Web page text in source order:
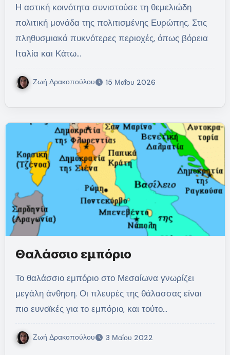
Η αστική κοινότητα συνιστούσε τη θεμελιώδη
πολιτική μονάδα της πολιτισμένης Ευρώπης. Στις
πληθυσμιακά πυκνότερες περιοχές, όπως βόρεια
Ιταλία και Κάτω…
Ζωή Δρακοπούλου 15 Μαΐου 2026
Θαλάσσιο εμπόριο
Το θαλάσσιο εμπόριο στο Μεσαίωνα γνωρίζει
μεγάλη άνθηση. Οι πλευρές της θάλασσας είναι
πιο ευνοϊκές για το εμπόριο, και τούτο…
Ζωή Δρακοπούλου 3 Μαΐου 2022